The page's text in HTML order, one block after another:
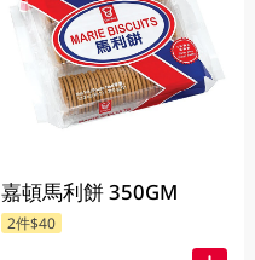
嘉頓馬利餅 350GM
2件$40